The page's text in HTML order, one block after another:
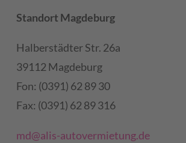
Standort Magdeburg
Halberstädter Str. 26a
39112 Magdeburg
Fon: (0391) 62 89 30
Fax: (0391) 62 89 316
md@alis-autovermietung.de